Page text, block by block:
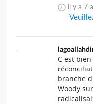
il y a 7
C est
branche
Woody